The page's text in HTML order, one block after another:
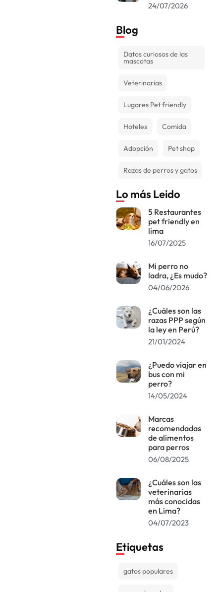
24/07/2026
Blog
Datos curiosos de las
mascotas
Veterinarias
Lugares Pet friendly
Hoteles Comida
Adopción Pet shop
Razas de perros y gatos
Lo más Leido
5 Restaurantes
pet friendly en
lima
16/07/2025
Mi perro no
ladra, ¿Es mudo?
04/06/2026
¿Cuáles son las
razas PPP según
la ley en Perú?
21/01/2024
¿Puedo viajar en
bus con mi
perro?
14/05/2024
Marcas
recomendadas
de alimentos
para perros
06/08/2025
¿Cuáles son las
veterinarias
más conocidas
en Lima?
04/07/2023
Etiquetas
gatos populares